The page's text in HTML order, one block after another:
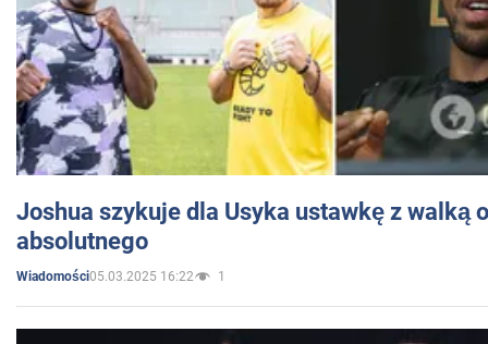
Joshua szykuje dla Usyka ustawkę z walką
absolutnego
Wiadomości05.03.2025 16:22 1